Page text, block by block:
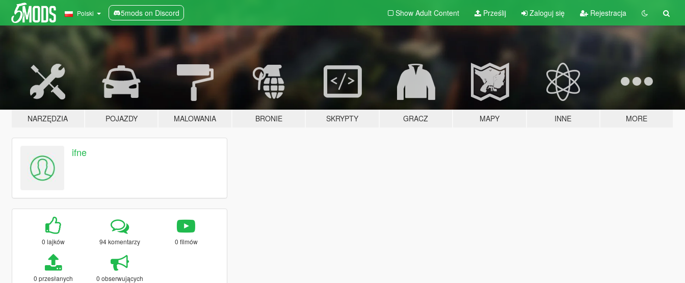
Polski 5mods on Discord Show Adult Content Prześlij Zaloguj się Rejestracja
NARZĘDZIA POJAZDY MALOWANIA BRONIE SKRYPTY GRACZ MAPY INNE MORE
ifne
0 lajków 94 komentarzy 0 filmów
0 przesłanych 0 obserwujących